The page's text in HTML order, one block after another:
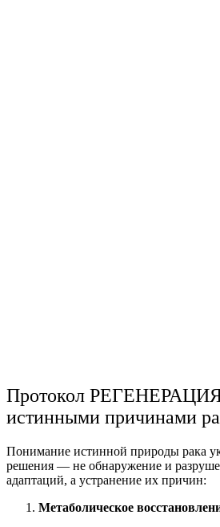
Протокол
истинными причинами
Понимание истинной природы рака
решения — не обнаружение и
адаптаций, а устранение их причин:
Метаболическое